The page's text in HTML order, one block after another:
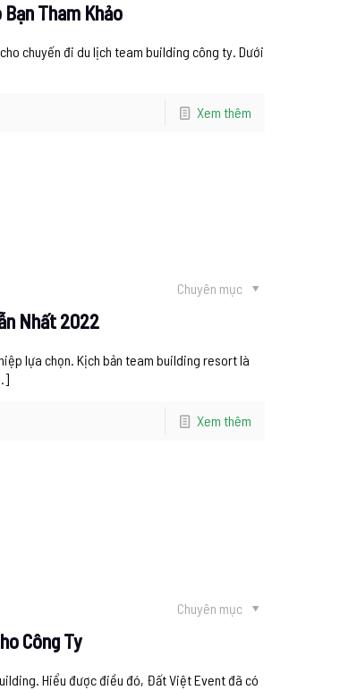
Tham Khảo
chuyến đi du lịch team building công ty. Dưới
Xem thêm
Chuyên mục
Nhất 2022
lựa chọn. Kịch bản team building resort là
Xem thêm
Chuyên mục
Công Ty
Hiểu được điều đó, Đất Việt Event đã có